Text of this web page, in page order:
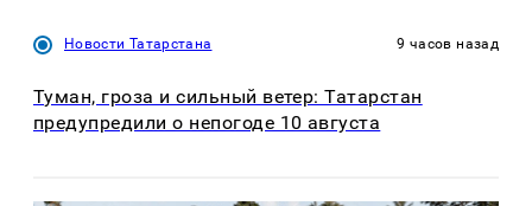
Новости Татарстана 9 часов назад
Туман, гроза и сильный ветер: Татарстан
предупредили о непогоде 10 августа